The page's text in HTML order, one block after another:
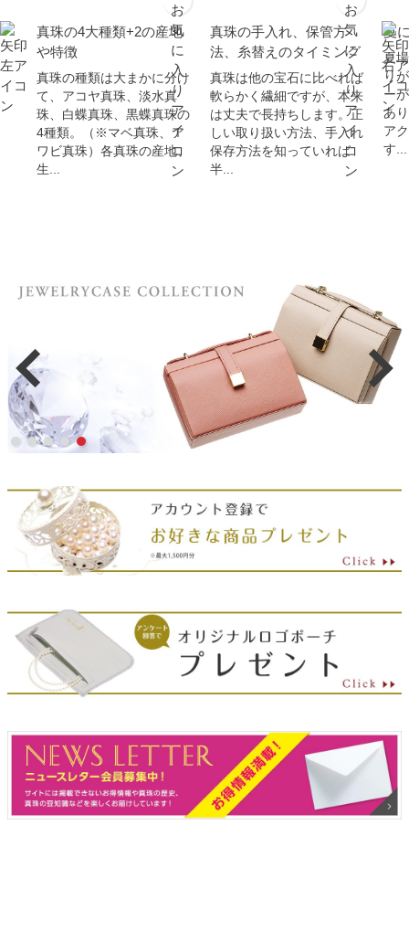
真珠の4大種類+2の産地
や特徴
真珠の種類は大まかに分け
て、アコヤ真珠、淡水真
珠、白蝶真珠、黒蝶真珠の
4種類。（※マベ真珠、ア
ワビ真珠）各真珠の産地、
生...
真珠の手入れ、保管方
法、糸替えのタイミング
真珠は他の宝石に比べれば
軟らかく繊細ですが、本来
は丈夫で長持ちします。正
しい取り扱い方法、手入れ
保存方法を知っていれば
半...
夏
夏
り
ー
あ
ア
す...